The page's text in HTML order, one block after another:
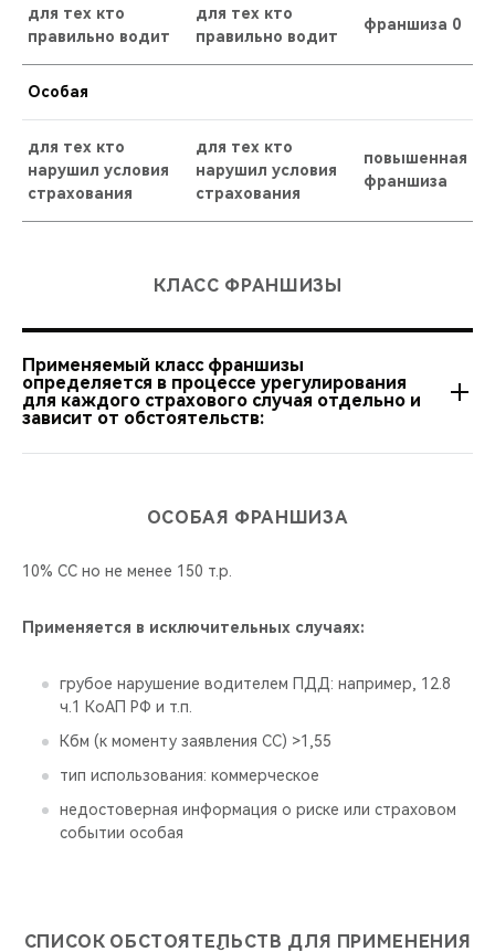
для тех кто
правильно водит
для тех кто
правильно водит
франшиза 0
Особая
для тех кто
нарушил условия
страхования
для тех кто
нарушил условия
страхования
повышенная
франшиза
КЛАСС ФРАНШИЗЫ
Применяемый класс франшизы
определяется в процессе урегулирования
для каждого страхового случая отдельно и
зависит от обстоятельств:
группы страхового события,
обстоятельства страхового случая,
наступления страхового случая (в случае, когда ТС
находилось под управлением).
Урегулирование страховых случаев происходит на
стороне СК. Оплата франшизы осуществляется в
ОСОБАЯ ФРАНШИЗА
10% СС но не менее 150 т.р.
Применяется в исключительных случаях:
грубое нарушение водителем ПДД: например, 12.8
ч.1 КоАП РФ и т.п.
Кбм (к моменту заявления СС) >1,55
тип использования: коммерческое
недостоверная информация о риске или страховом
событии особая
СПИСОК ОБСТОЯТЕЛЬСТВ ДЛЯ ПРИМЕНЕНИЯ